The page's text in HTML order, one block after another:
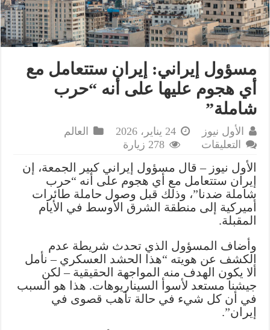
مسؤول إيراني: إيران ستتعامل مع
أي هجوم عليها على أنه “حرب
شاملة”
الأول نيوز 24 يناير، 2026
العالم
التعليقات
إيراني:
إيران
ستتعامل
مع
عليها
على
أنه
“حرب
شاملة”
278 زيارة
الأول نيوز – قال مسؤول إيراني كبير الجمعة، إن
إيران ستتعامل مع أي هجوم على أنه “حرب
شاملة ضدنا”، وذلك قبل وصول حاملة طائرات
أميركية إلى منطقة الشرق الأوسط في الأيام
المقبلة.
وأضاف المسؤول الذي تحدث شريطة عدم
الكشف عن هويته “هذا الحشد العسكري – نأمل
ألا يكون الهدف منه المواجهة الحقيقية – لكن
جيشنا مستعد لأسوأ السيناريوهات. هذا هو السبب
في أن كل شيء في حالة تأهب قصوى في
إيران”.